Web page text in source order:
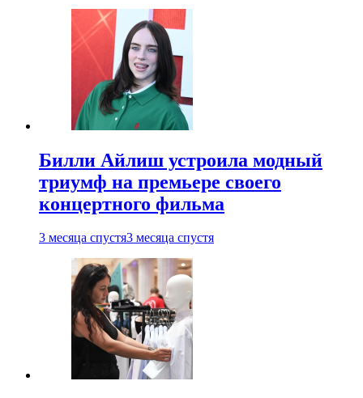
Билли Айлиш устроила модный
триумф на премьере своего
концертного фильма
3 месяца спустя3 месяца спустя